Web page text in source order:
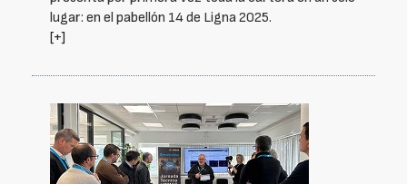
lugar: en el pabellón 14 de Ligna 2025.
[+]